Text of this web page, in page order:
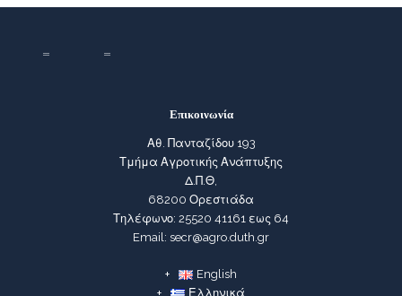
Επικοινωνία
Αθ. Πανταζίδου 193
Τμήμα Αγροτικής Ανάπτυξης
Δ.Π.Θ,
68200 Ορεστιάδα
Τηλέφωνο: 25520 41161 εως 64
Email: secr@agro.duth.gr
English
Ελληνικά